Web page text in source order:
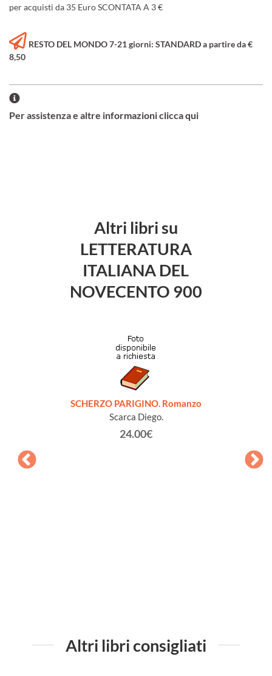
per acquisti da 35 Euro SCONTATA A 3 €
RESTO DEL MONDO 7-21 giorni: STANDARD a partire da €
8,50
Per assistenza e altre informazioni clicca qui
Altri libri su
LETTERATURA
ITALIANA DEL
NOVECENTO 900
SCHERZO PARIGINO. Romanzo
Scarca Diego.
24.00€
Altri libri consigliati